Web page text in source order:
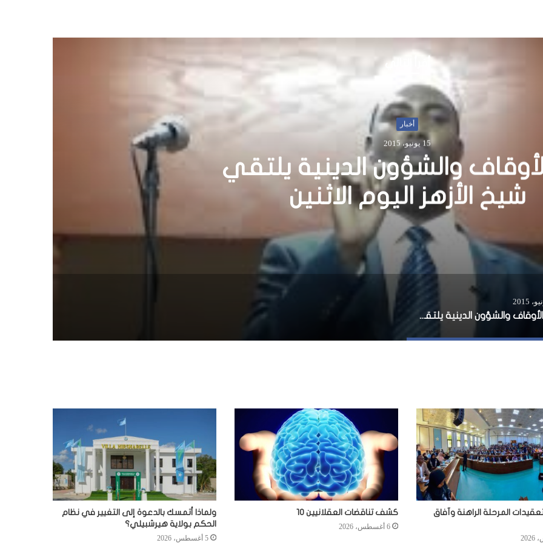
أقرأ التالي
أخبار
الوضع الإعلامي في إثيوبيا
وزير الأوقاف والشؤون الدينية يلتقي شيخ الأزهز اليوم الاثنين
المرحلة الراهنة وآفاق
كشف تناقضات العقلانيين 10
6 أغسطس، 2026
ولماذا أتمسك بالدعوة إلى التغيير في نظام
الحكم بولاية هيرشبيلي؟
5 أغسطس، 2026